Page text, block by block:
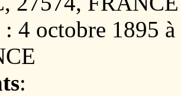
: 4 octobre 1895
: